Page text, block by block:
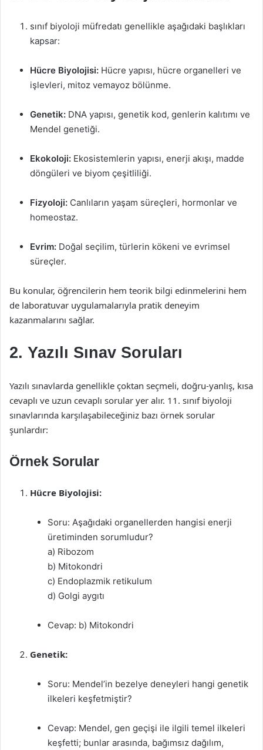
sınıf biyoloji müfredatı genellikle aşağıdaki başlıkları
kapsar:
Hücre Biyolojisi: Hücre yapısı, hücre organelleri ve
işlevleri, mitoz vemayoz bölünme.
Genetik: DNA yapısı, genetik kod, genlerin kalıtımı ve
Mendel genetiği.
Ekokoloji: Ekosistemlerin yapısı, enerji akışı, madde
döngüleri ve biyom çeşitliliği.
Fizyoloji: Canlıların yaşam süreçleri, hormonlar ve
homeostaz.
Evrim: Doğal seçilim, türlerin kökeni ve evrimsel
süreçler.
Bu konular, öğrencilerin hem teorik bilgi edinmelerini hem
de laboratuvar uygulamalarıyla pratik deneyim
kazanmalarını sağlar.
2. Yazılı Sınav Soruları
Yazılı sınavlarda genellikle çoktan seçmeli, doğru-yanlış, kısa
cevaplı ve uzun cevaplı sorular yer alır. 11. sınıf biyoloji
sınavlarında karşılaşabileceğiniz bazı örnek sorular
şunlardır:
Örnek Sorular
Hücre Biyolojisi:
Soru: Aşağıdaki organellerden hangisi enerji
üretiminden sorumludur?
a) Ribozom
b) Mitokondri
c) Endoplazmik retikulum
d) Golgi aygıtı
Cevap: b) Mitokondri
Genetik:
Soru: Mendel’in bezelye deneyleri hangi genetik
ilkeleri keşfetmiştir?
Cevap: Mendel, gen geçişi ile ilgili temel ilkeleri
keşfetti; bunlar arasında, bağımsız dağılım,